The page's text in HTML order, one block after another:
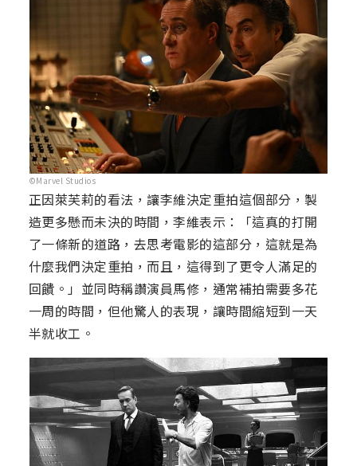
©Marvel Studios
正因萊芙莉的看法，讓李維決定重拍這個部分，製
造更多懸而未決的時間，李維表示：「這真的打開
了一條新的道路，去思考電影的這部分，這就是為
什麼我們決定重拍，而且，這得到了更令人滿足的
回饋。」並同時稱讚演員馬修，通常補拍需要多花
一周的時間，但他驚人的表現，讓時間縮短到一天
半就收工。